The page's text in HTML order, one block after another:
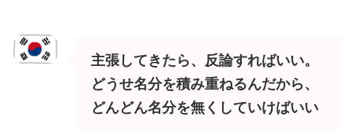
主張してきたら、反論すればいい。
どうせ名分を積み重ねるんだから、
どんどん名分を無くしていけばいい